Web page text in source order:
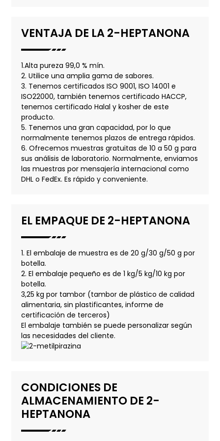
VENTAJA DE LA 2-HEPTANONA
1.Alta pureza 99,0 % mín.
2. Utilice una amplia gama de sabores.
3. Tenemos certificados ISO 9001, ISO 14001 e
ISO22000, también tenemos certificado HACCP,
tenemos certificado Halal y kosher de este
producto.
5. Tenemos una gran capacidad, por lo que
normalmente tenemos plazos de entrega rápidos.
6. Ofrecemos muestras gratuitas de 10 a 50 g para
sus análisis de laboratorio. Normalmente, enviamos
las muestras por mensajería internacional como
DHL o FedEx. Es rápido y conveniente.
EL EMPAQUE DE 2-HEPTANONA
1. El embalaje de muestra es de 20 g/30 g/50 g por
botella.
2. El embalaje pequeño es de 1 kg/5 kg/10 kg por
botella.
3,25 kg por tambor (tambor de plástico de calidad
alimentaria, sin plastificantes, informe de
certificación de terceros)
El embalaje también se puede personalizar según
las necesidades del cliente.
CONDICIONES DE
ALMACENAMIENTO DE 2-
HEPTANONA